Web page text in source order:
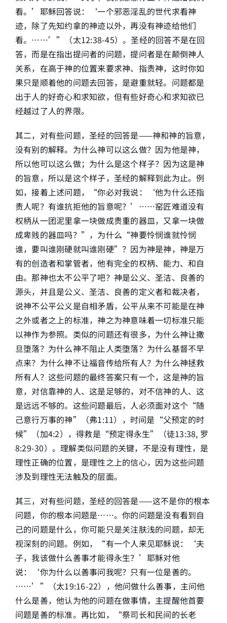
看。’耶稣回答说：‘一个邪恶淫乱的世代求看神
迹，除了先知约拿的神迹以外，再没有神迹给他们
看。……’”（太12:38-45）。圣经的回答不是在回
答，而是在指出提问者的问题，提问者是在颠倒神人
关系，在高于神的位置来要求神、指责神，这时你如
果只是顺着他的问题去回答，是避重就轻。问题都是
出于人的好奇心和求知欲，但有些好奇心和求知欲已
经越过了人的界限。
其二，对有些问题，圣经的回答是——神和神的旨意，
没有别的解释。为什么神可以这么做？因为他是神，
所以他可以这么做；为什么是这个样子？因为这是神
的旨意，所以是这个样子，圣经的解释到此为止。例
如，接着上述问题，“你必对我说：‘他为什么还指
责人呢？有谁抗拒他的旨意呢？’……窑匠难道没有
权柄从一团泥里拿一块做成贵重的器皿，又拿一块做
成卑贱的器皿吗？”，为什么“神要怜悯谁就怜悯
谁，要叫谁刚硬就叫谁刚硬”？因为神是神，神是万
有的创造者和掌管者，他有完全的权柄、能力、和自
由。那神也太不公平了吧？神是公义、圣洁、良善的
源头，并且是公义、圣洁、良善的定义者和裁决者，
说神不公平公义是自相矛盾，公平从来不可能是在神
之外或者之上的标准，神之为神意味着一切标准只能
以神作为参照。类似的问题还有很多，为什么神让撒
旦堕落？为什么神不阻止人类堕落？为什么基督不早
点来？为什么神不让福音传给所有人？为什么神拯救
所有人？这些问题的最终答案只有一个，这是神的旨
意，对信靠神的人、这是足够的，对不信神的人、这
是远远不够的。这些问题最后，人必须面对这个“随
己意行万事的神”（弗1:11），时间是“父预定的时
候”（加4:2），得救是“预定得永生”（徒13:38, 罗
8:29-30）。理解类似问题的关键，不是没有理性，是
理性正确的位置，是理性之上的信心，因为这些问题
涉及到理性无法触及的层面。
其三，对有些问题，圣经的回答是——这不是你的根本
问题，你的根本问题是……。你的问题是没有看到自
己的问题是什么，你可能只是关注肤浅的问题，却无
视深刻的问题。例如，“有一个人来见耶稣说：‘夫
子，我该做什么善事才能得永生？’耶稣对他
说：‘你为什么以善事问我呢？只有一位是善的。
……’”（太19:16-22），他问做什么善事，主问他
什么是善，他认为他的问题在做事情，主提醒他首要
问题是善的标准。再比如，“祭司长和民间的长老